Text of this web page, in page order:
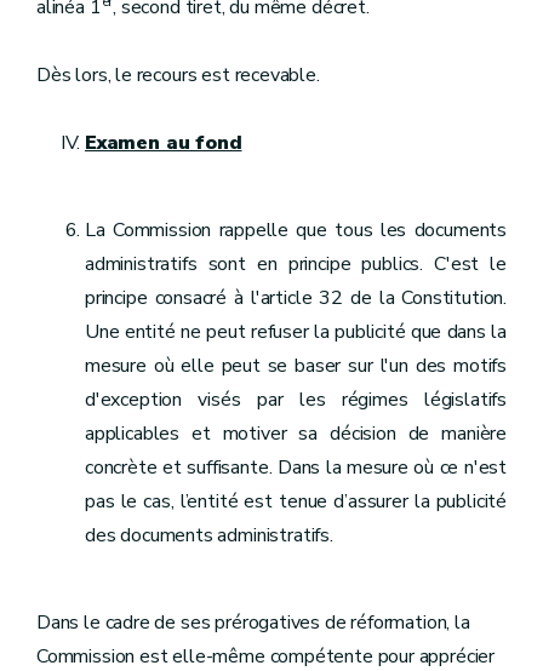
alinéa 1 , second tiret, du même décret.
Dès lors, le recours est recevable.
Examen au fond
La Commission rappelle que tous les documents
administratifs sont en principe publics. C'est le
principe consacré à l'article 32 de la Constitution.
Une entité ne peut refuser la publicité que dans la
mesure où elle peut se baser sur l'un des motifs
d'exception visés par les régimes législatifs
applicables et motiver sa décision de manière
concrète et suffisante. Dans la mesure où ce n'est
pas le cas, l’entité est tenue d’assurer la publicité
des documents administratifs.
Dans le cadre de ses prérogatives de réformation, la
Commission est elle-même compétente pour apprécier